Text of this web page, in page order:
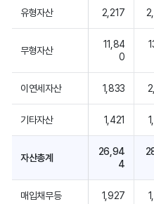
유형자산 2,217
무형자산
11,84
0
이연세자산 1,833
기타자산 1,421
자산총계
26,94
4
매입채무등 1,927